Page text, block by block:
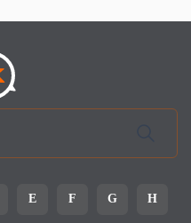
E F G H